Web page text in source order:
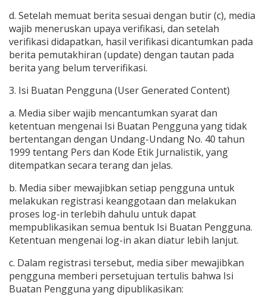
d. Setelah memuat berita sesuai dengan butir (c), media
wajib meneruskan upaya verifikasi, dan setelah
verifikasi didapatkan, hasil verifikasi dicantumkan pada
berita pemutakhiran (update) dengan tautan pada
berita yang belum terverifikasi.
3. Isi Buatan Pengguna (User Generated Content)
a. Media siber wajib mencantumkan syarat dan
ketentuan mengenai Isi Buatan Pengguna yang tidak
bertentangan dengan Undang-Undang No. 40 tahun
1999 tentang Pers dan Kode Etik Jurnalistik, yang
ditempatkan secara terang dan jelas.
b. Media siber mewajibkan setiap pengguna untuk
melakukan registrasi keanggotaan dan melakukan
proses log-in terlebih dahulu untuk dapat
mempublikasikan semua bentuk Isi Buatan Pengguna.
Ketentuan mengenai log-in akan diatur lebih lanjut.
c. Dalam registrasi tersebut, media siber mewajibkan
pengguna memberi persetujuan tertulis bahwa Isi
Buatan Pengguna yang dipublikasikan: